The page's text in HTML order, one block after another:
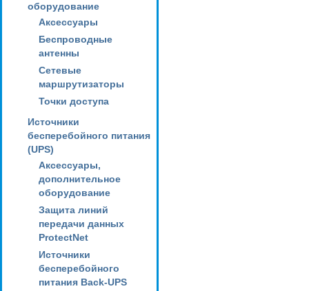
оборудование
Аксессуары
Беспроводные
антенны
Сетевые
маршрутизаторы
Точки доступа
Источники
бесперебойного питания
(UPS)
Аксессуары,
дополнительное
оборудование
Защита линий
передачи данных
ProtectNet
Источники
бесперебойного
питания Back-UPS